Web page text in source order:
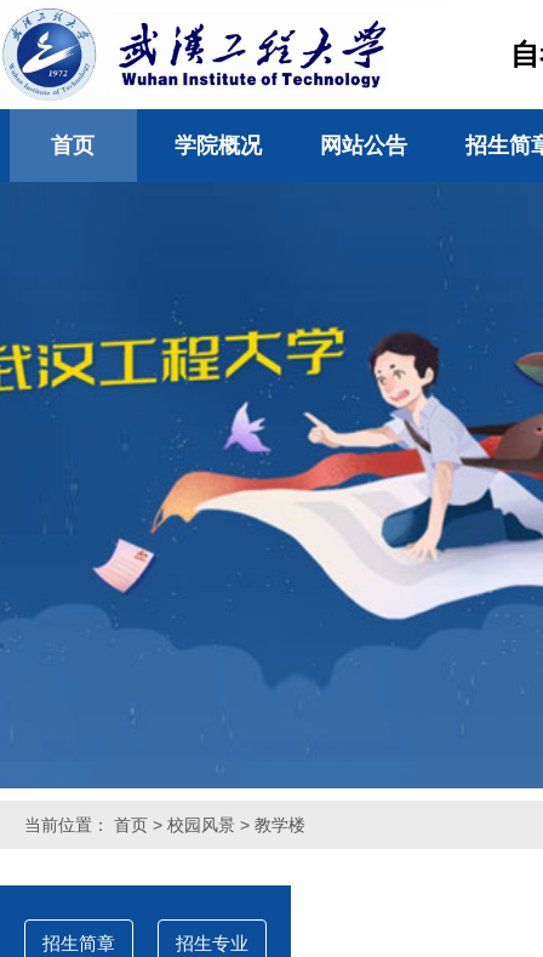
首页 学院概况 网站公告 招生简
当前位置： 首页 > 校园风景 > 教学楼
招生简章 招生专业